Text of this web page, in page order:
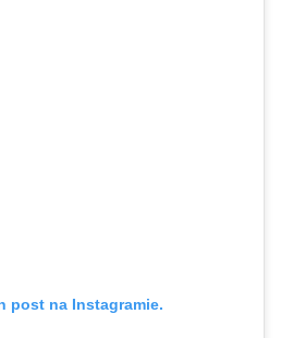
post na Instagramie.